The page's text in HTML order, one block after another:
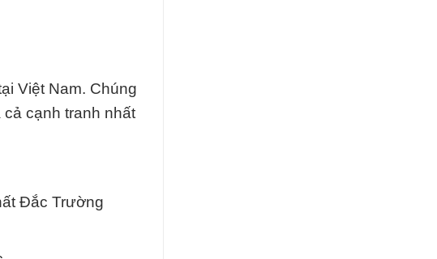
Việt Nam. Chúng
cạnh tranh nhất
Đắc Trường